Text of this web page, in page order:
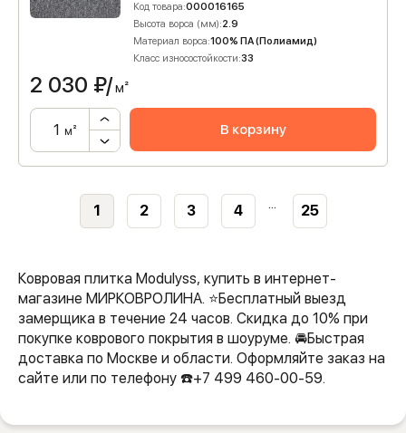
Код товара:000016165
Высота ворса (мм):2.9
Материал ворса:100% ПА (Полиамид)
Класс износостойкости:33
2 030 ₽/м²
м² В корзину
1 2 3 4 ... 25
Ковровая плитка Modulyss, купить в интернет-
магазине МИРКОВРОЛИНА. ⭐️Бесплатный выезд
замерщика в течение 24 часов. Скидка до 10% при
покупке коврового покрытия в шоуруме. 🚘Быстрая
доставка по Москве и области. Оформляйте заказ на
сайте или по телефону ☎️+7 499 460-00-59.